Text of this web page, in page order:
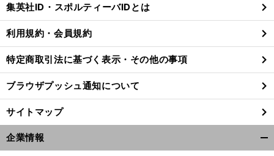
る
集英社ID・スポルティーバIDとは
利用規約・会員規約
特定商取引法に基づく表示・その他の事項
ブラウザプッシュ通知について
サイトマップ
企業情報